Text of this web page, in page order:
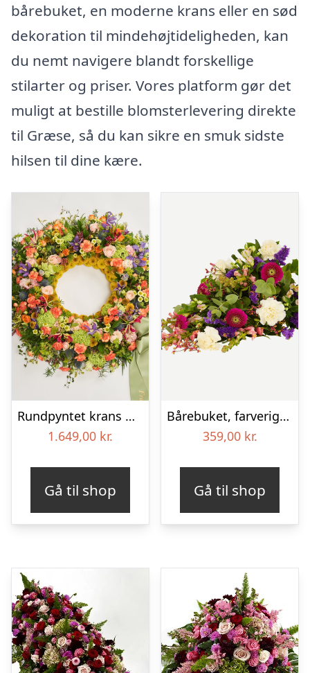
bårebuket, en moderne krans eller en sød
dekoration til mindehøjtideligheden, kan
du nemt navigere blandt forskellige
stilarter og priser. Vores platform gør det
muligt at bestille blomsterlevering direkte
til Græse, så du kan sikre en smuk sidste
hilsen til dine kære.
Rundpyntet krans med bånd – Et farverigt farvel
1.649,00 kr.
Gå til shop
Bårebuket, farverig (Floristens kreative valg)
359,00 kr.
Gå til shop